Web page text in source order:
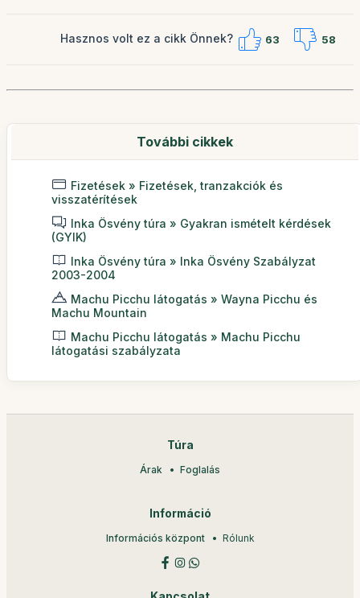
Hasznos volt ez a cikk Önnek? 63 58
További cikkek
Fizetések » Fizetések, tranzakciók és
visszatérítések
Inka Ösvény túra » Gyakran ismételt kérdések
(GYIK)
Inka Ösvény túra » Inka Ösvény Szabályzat
2003-2004
Machu Picchu látogatás » Wayna Picchu és
Machu Mountain
Machu Picchu látogatás » Machu Picchu
látogatási szabályzata
Túra
Árak Foglalás
Információ
Információs központ Rólunk